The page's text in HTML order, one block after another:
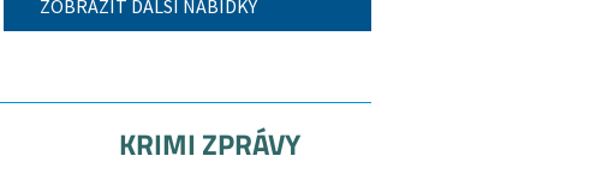
ZOBRAZIT DALŠÍ NABÍDKY
KRIMI ZPRÁVY